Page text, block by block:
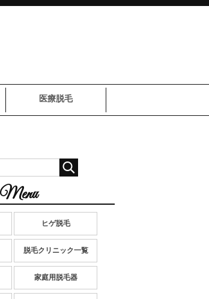
医療脱毛
ヒゲ脱毛
脱毛クリニック一覧
家庭用脱毛器